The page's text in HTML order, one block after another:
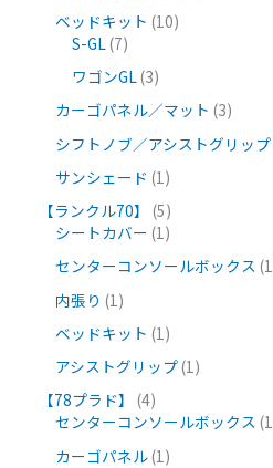
ベッドキット 10
S-GL 7
ワゴンGL 3
カーゴパネル／マット 3
シフトノブ／アシストグリップ
サンシェード 1
【ランクル70】
5
シートカバー 1
センターコンソールボックス 1
内張り 1
ベッドキット 1
アシストグリップ 1
【78プラド】
4
センターコンソールボックス 1
カーゴパネル 1